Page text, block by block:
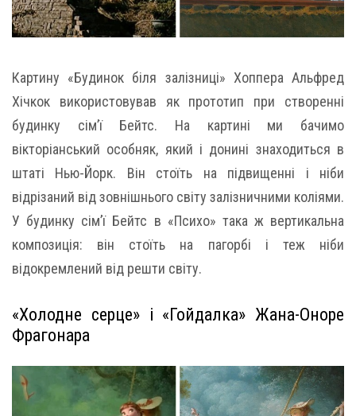
Картину «Будинок біля залізниці» Хоппера Альфред
Хічкок використовував як прототип при створенні
будинку сім’ї Бейтс. На картині ми бачимо
вікторіанський особняк, який і донині знаходиться в
штаті Нью-Йорк. Він стоїть на підвищенні і ніби
відрізаний від зовнішнього світу залізничними коліями.
У будинку сім’ї Бейтс в «Психо» така ж вертикальна
композиція: він стоїть на пагорбі і теж ніби
відокремлений від решти світу.
«Холодне серце» і «Гойдалка» Жана-Оноре
Фрагонара